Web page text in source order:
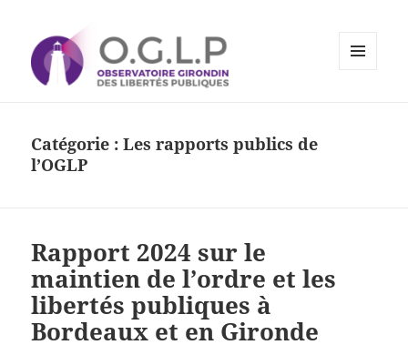
Libertés Publiques
Catégorie :Les rapports publics de
l’OGLP
Rapport 2024 sur le
maintien de l’ordre et les
libertés publiques à
Bordeaux et en Gironde